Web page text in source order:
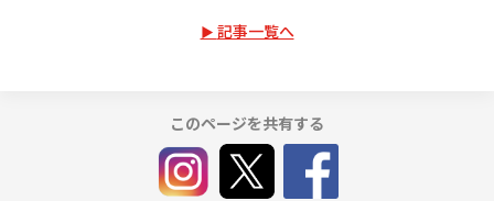
記事一覧へ
このページを共有する